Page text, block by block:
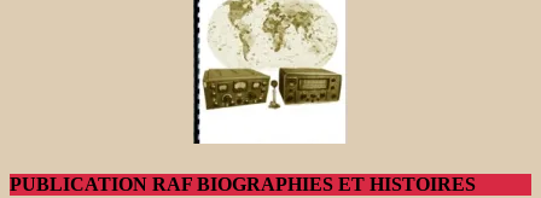
PUBLICATION RAF BIOGRAPHIES ET HISTOIRES